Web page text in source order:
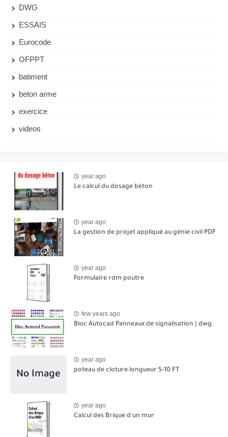
DWG
ESSAIS
Eurocode
OFPPT
batiment
beton arme
exercice
videos
year ago
Le calcul du dosage béton
year ago
La gestion de projet appliqué au génie civil PDF
year ago
Formulaire rdm poutre
few years ago
Bloc Autocad Panneaux de signalisation | dwg
year ago
poteau de cloture longueur 5-10 FT
year ago
Calcul des Brique d'un mur